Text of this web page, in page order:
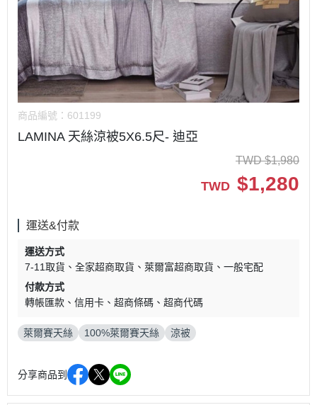
商品編號： 601199
LAMINA 天絲涼被5X6.5尺- 迪亞
TWD $1,980
TWD $1,280
運送&付款
運送方式
7-11取貨
全家超商取貨 萊爾富超商取貨
一般宅配
付款方式
轉帳匯款
信用卡 超商條碼 超商代碼
萊爾賽天絲 100%萊爾賽天絲 涼被
分享商品到